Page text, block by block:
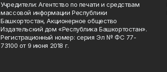
Учредители: Агентство по печати и средствам
массовой информации Республики
Башкортостан, Акционерное общество
Издательский дом «Республика Башкортостан».
Регистрационный номер: серия Эл № ФС 77-
73100 от 9 июня 2018 г.